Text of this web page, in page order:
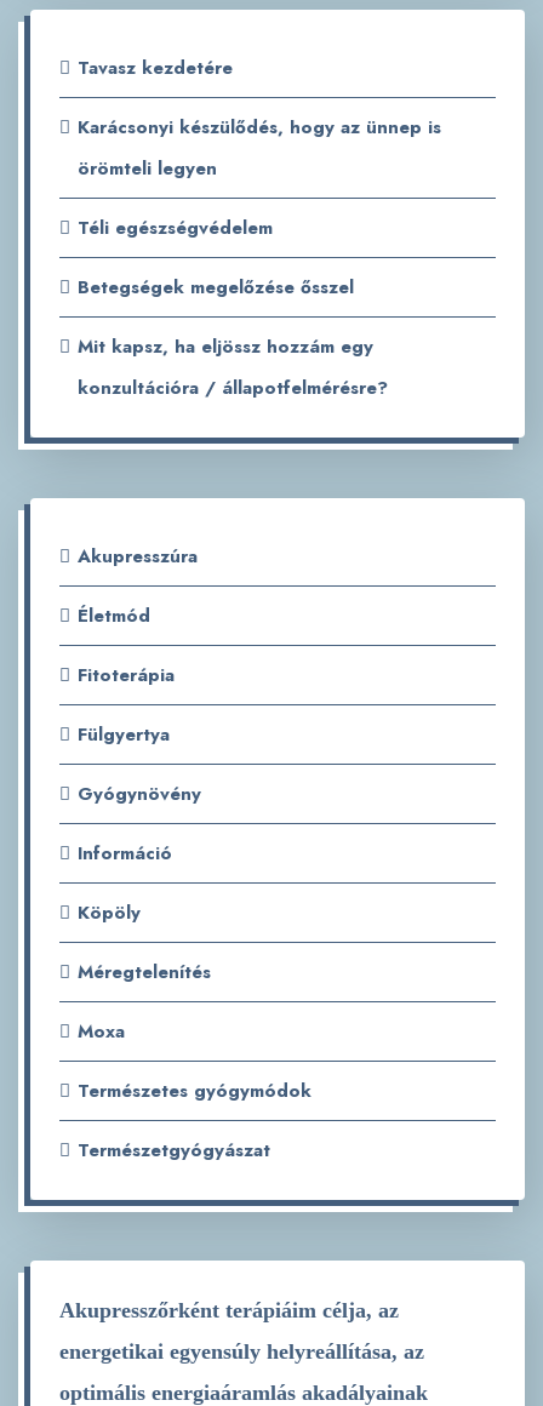
Tavasz kezdetére
Karácsonyi készülődés, hogy az ünnep is
örömteli legyen
Téli egészségvédelem
Betegségek megelőzése ősszel
Mit kapsz, ha eljössz hozzám egy
konzultációra / állapotfelmérésre?
Akupresszúra
Életmód
Fitoterápia
Fülgyertya
Gyógynövény
Információ
Köpöly
Méregtelenítés
Moxa
Természetes gyógymódok
Természetgyógyászat
Akupresszőrként terápiáim célja, az
energetikai egyensúly helyreállítása, az
optimális energiaáramlás akadályainak